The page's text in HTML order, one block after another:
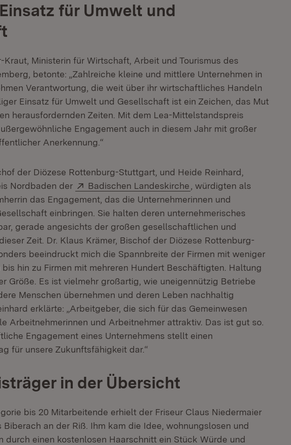
für Umwelt und
Kraut, Ministerin für Wirtschaft, Arbeit und Tourismus des
betonte: „Zahlreiche kleine und mittlere Unternehmen in
Verantwortung, die weit über ihr wirtschaftliches Handeln
Einsatz für Umwelt und Gesellschaft ist ein Zeichen, das Mut
herausfordernden Zeiten. Mit dem Lea-Mittelstandspreis
Engagement auch in diesem Jahr mit großer
Anerkennung.“
der Diözese Rottenburg-Stuttgart, und Heide Reinhard,
Nordbaden der
Extern:
Badischen Landeskirche (Öffnet in neuem Fenster)
, würdigten als
das Engagement, das die Unternehmerinnen und
einbringen. Sie halten deren unternehmerisches
gerade angesichts der großen gesellschaftlichen und
Zeit. Dr. Klaus Krämer, Bischof der Diözese Rottenburg-
beeindruckt mich die Spannbreite der Firmen mit weniger
hin zu Firmen mit mehreren Hundert Beschäftigten. Haltung
Größe. Es ist vielmehr großartig, wie uneigennützig Betriebe
Menschen übernehmen und deren Leben nachhaltig
erklärte: „Arbeitgeber, die sich für das Gemeinwesen
Arbeitnehmerinnen und Arbeitnehmer attraktiv. Das ist gut so.
Engagement eines Unternehmens stellt einen
für unsere Zukunftsfähigkeit dar.“
in der Übersicht
bis 20 Mitarbeitende erhielt der Friseur Claus Niedermaier
Biberach an der Riß. Ihm kam die Idee, wohnungslosen und
durch einen kostenlosen Haarschnitt ein Stück Würde und